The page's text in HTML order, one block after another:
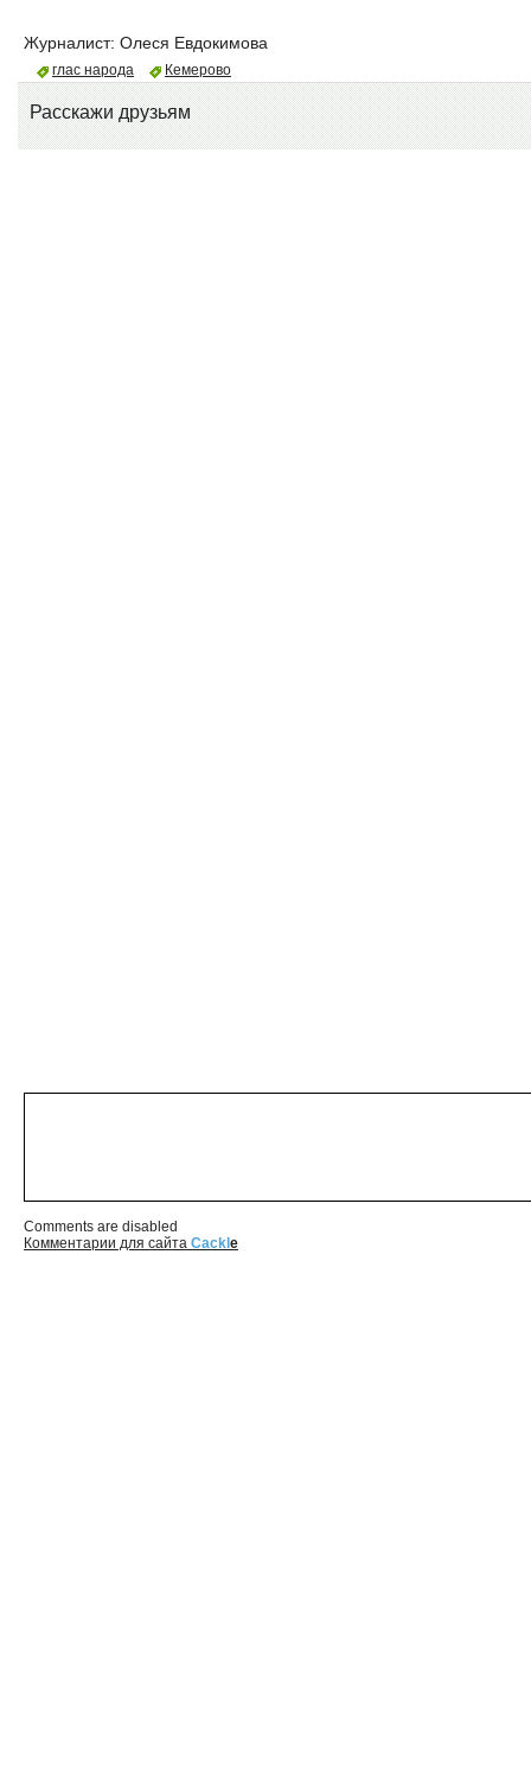
Журналист: Олеся Евдокимова
глас народа Кемерово
Расскажи друзьям
Comments are disabled
Комментарии для сайта Cackl e